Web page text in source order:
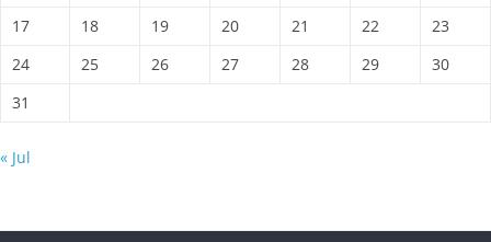
17
18 19 20 21 22
23
24
25 26 27 28 29
30
31
« Jul